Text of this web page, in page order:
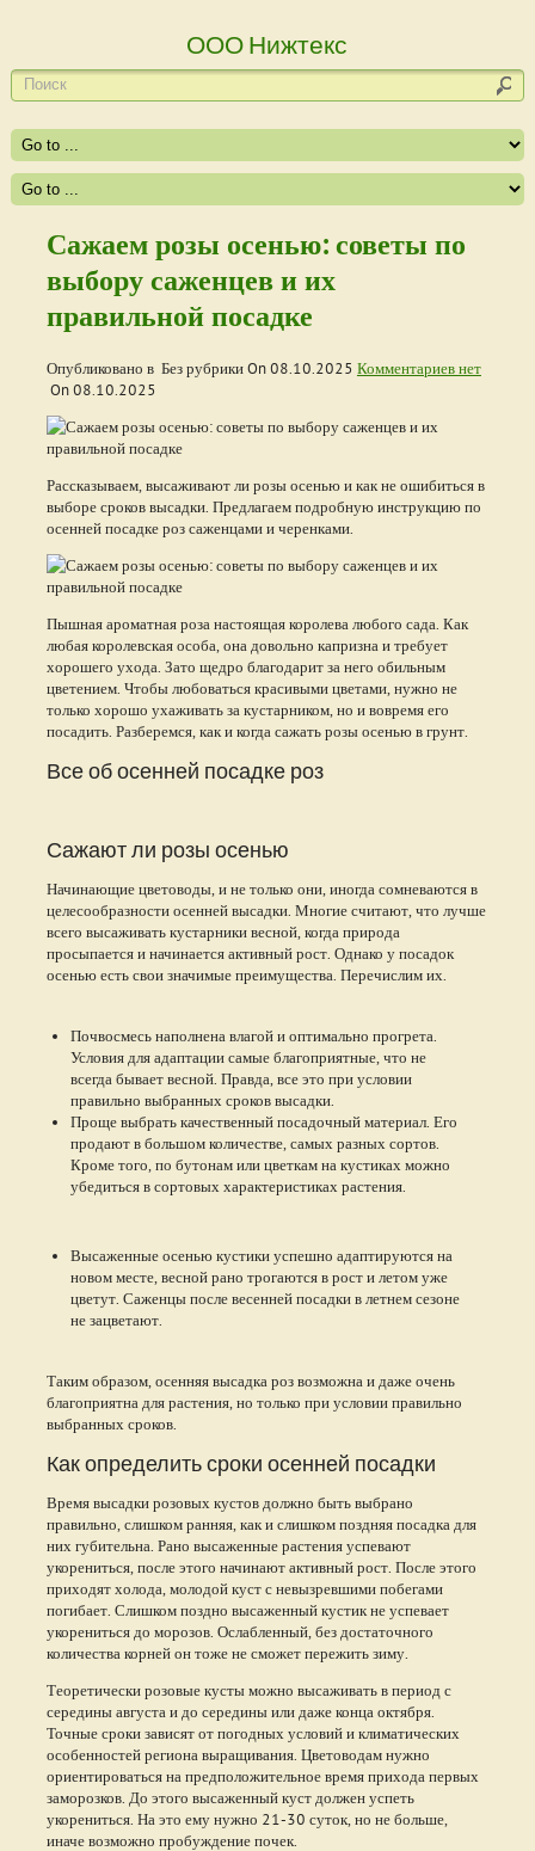
ООО Нижтекс
Сажаем розы осенью: советы по
выбору саженцев и их
правильной посадке
Опубликовано в Без рубрики On08.10.2025 Комментариев нет
On08.10.2025
Рассказываем, высаживают ли розы осенью и как не ошибиться в
выборе сроков высадки. Предлагаем подробную инструкцию по
осенней посадке роз саженцами и черенками.
Пышная ароматная роза настоящая королева любого сада. Как
любая королевская особа, она довольно капризна и требует
хорошего ухода. Зато щедро благодарит за него обильным
цветением. Чтобы любоваться красивыми цветами, нужно не
только хорошо ухаживать за кустарником, но и вовремя его
посадить. Разберемся, как и когда сажать розы осенью в грунт.
Все об осенней посадке роз
Сажают ли розы осенью
Начинающие цветоводы, и не только они, иногда сомневаются в
целесообразности осенней высадки. Многие считают, что лучше
всего высаживать кустарники весной, когда природа
просыпается и начинается активный рост. Однако у посадок
осенью есть свои значимые преимущества. Перечислим их.
Почвосмесь наполнена влагой и оптимально прогрета.
Условия для адаптации самые благоприятные, что не
всегда бывает весной. Правда, все это при условии
правильно выбранных сроков высадки.
Проще выбрать качественный посадочный материал. Его
продают в большом количестве, самых разных сортов.
Кроме того, по бутонам или цветкам на кустиках можно
убедиться в сортовых характеристиках растения.
Высаженные осенью кустики успешно адаптируются на
новом месте, весной рано трогаются в рост и летом уже
цветут. Саженцы после весенней посадки в летнем сезоне
не зацветают.
Таким образом, осенняя высадка роз возможна и даже очень
благоприятна для растения, но только при условии правильно
выбранных сроков.
Как определить сроки осенней посадки
Время высадки розовых кустов должно быть выбрано
правильно, слишком ранняя, как и слишком поздняя посадка для
них губительна. Рано высаженные растения успевают
укорениться, после этого начинают активный рост. После этого
приходят холода, молодой куст с невызревшими побегами
погибает. Слишком поздно высаженный кустик не успевает
укорениться до морозов. Ослабленный, без достаточного
количества корней он тоже не сможет пережить зиму.
Теоретически розовые кусты можно высаживать в период с
середины августа и до середины или даже конца октября.
Точные сроки зависят от погодных условий и климатических
особенностей региона выращивания. Цветоводам нужно
ориентироваться на предположительное время прихода первых
заморозков. До этого высаженный куст должен успеть
укорениться. На это ему нужно 21-30 суток, но не больше,
иначе возможно пробуждение почек.